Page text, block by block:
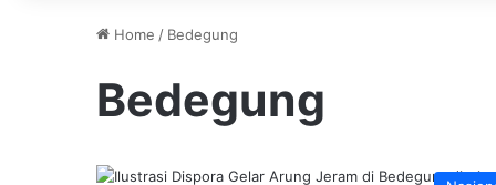
Home / Bedegung
Bedegung